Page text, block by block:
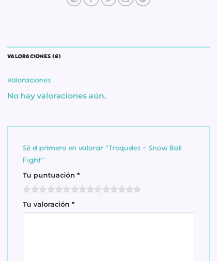
VALORACIONES (0)
Valoraciones
No hay valoraciones aún.
Sé el primero en valorar “Troqueles – Snow Ball
Fight”
Tu puntuación *
Tu valoración *